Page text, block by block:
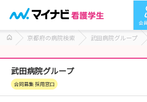
会
京都府の病院検索 武田病院グループ
武田病院グループ
合同募集 採用窓口